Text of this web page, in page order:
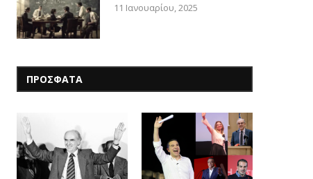
11 Ιανουαρίου, 2025
ΠΡΟΣΦΑΤΑ